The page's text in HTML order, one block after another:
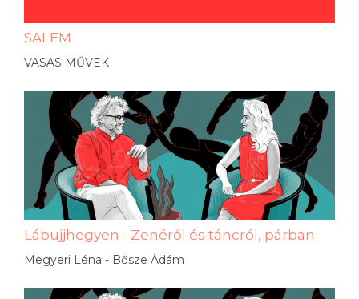
SALEM
VASAS MŰVEK
Lábujjhegyen - Zenéről és táncról, párban
Megyeri Léna - Bősze Ádám